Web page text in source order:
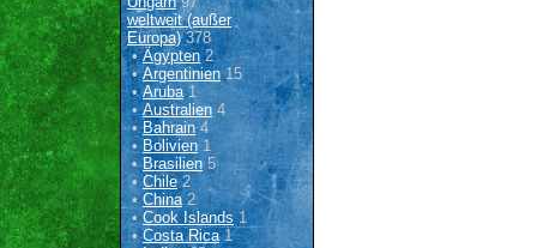
weltweit (außer
Europa)378
•Ägypten2
•Argentinien15
•Aruba1
•Australien 4
•Bahrain4
• Bolivien 1
•Brasilien 5
•Chile2
• China2
• Cook Islands 1
•Costa Rica1